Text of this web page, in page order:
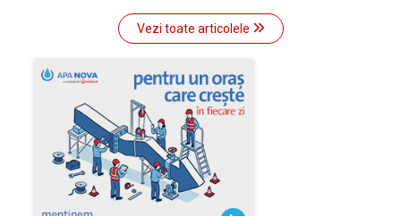
Vezi toate articolele